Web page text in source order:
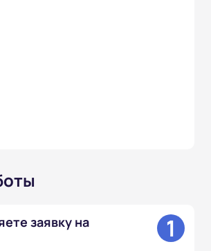
заявку на
1